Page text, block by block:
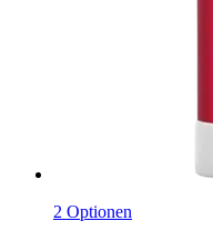
2 Optionen